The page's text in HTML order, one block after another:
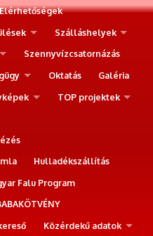
Szálláshelyek
Szennyvízcsatornázás
Oktatás
Galéria
TOP projektek
Hulladékszállítás
Falu Program
Közérdekű adatok